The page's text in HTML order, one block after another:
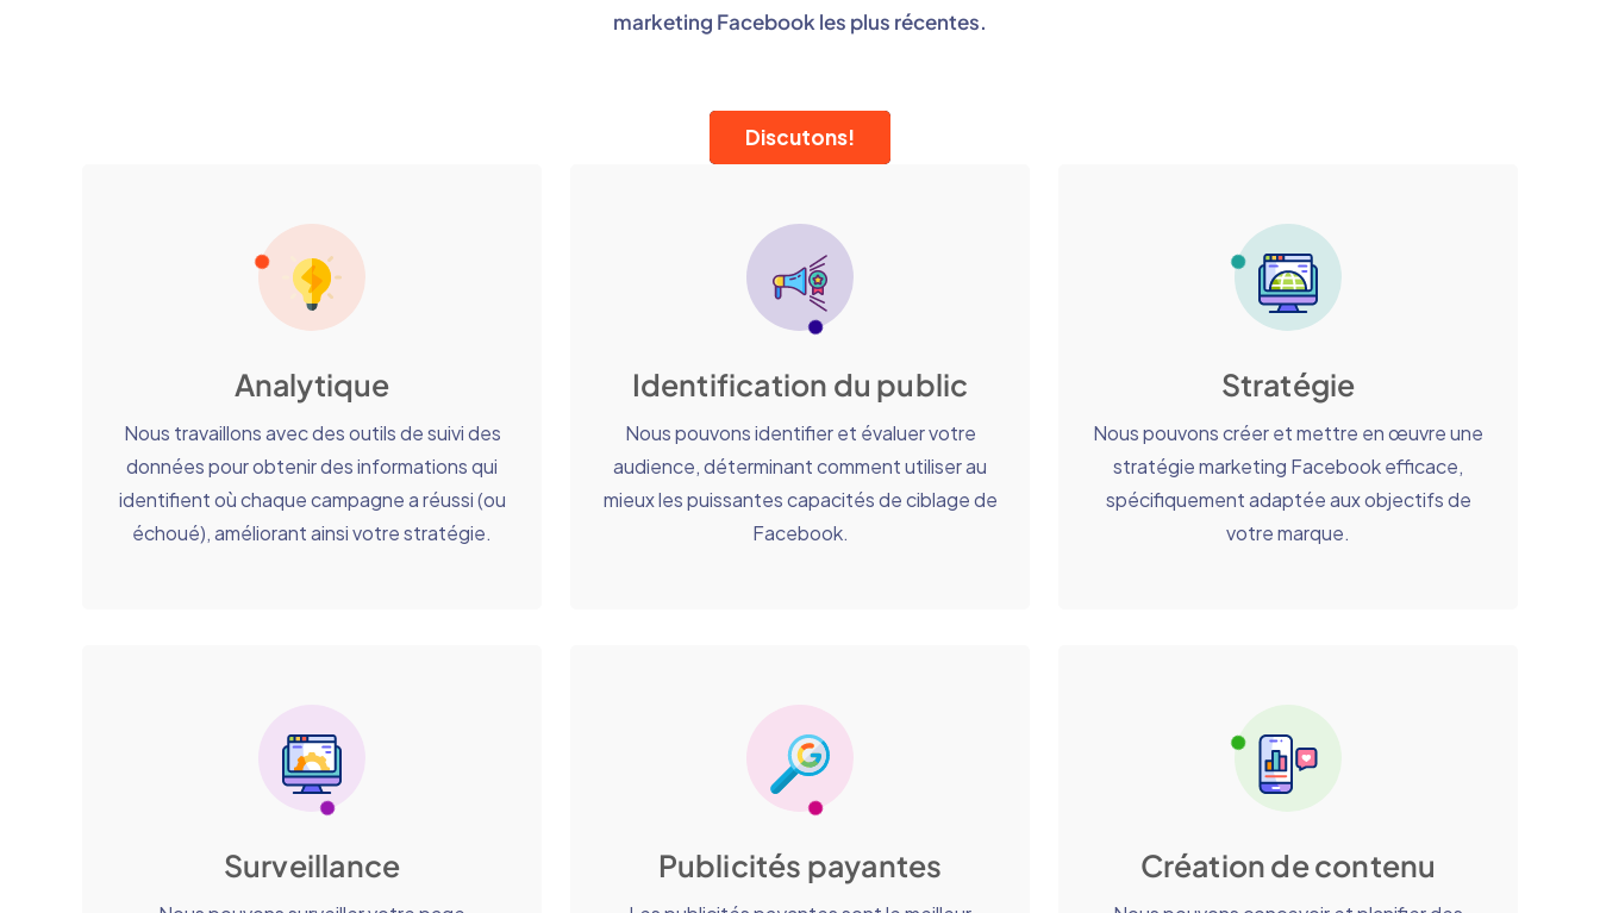
marketing Facebook les plus récentes.
Discutons!
Analytique
Nous travaillons avec des outils de suivi des
données pour obtenir des informations qui
identifient où chaque campagne a réussi (ou
échoué), améliorant ainsi votre stratégie.
Identification du public
Nous pouvons identifier et évaluer votre
audience, déterminant comment utiliser au
mieux les puissantes capacités de ciblage de
Facebook.
Stratégie
Nous pouvons créer et mettre en œuvre une
stratégie marketing Facebook efficace,
spécifiquement adaptée aux objectifs de
votre marque.
Surveillance Publicités payantes Création de contenu